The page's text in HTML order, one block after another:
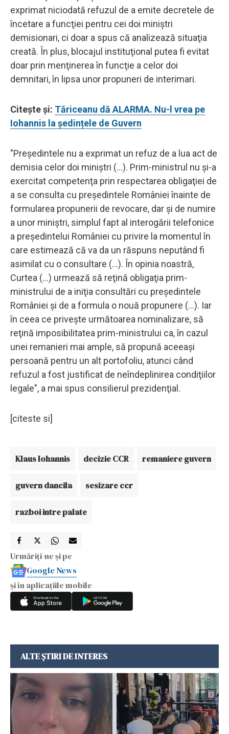
exprimat niciodată refuzul de a emite decretele de
încetare a funcţiei pentru cei doi miniştri
demisionari, ci doar a spus că analizează situaţia
creată. În plus, blocajul instituţional putea fi evitat
doar prin menţinerea în funcţie a celor doi
demnitari, în lipsa unor propuneri de interimari.
Citește și: Tăriceanu dă ALARMA. Nu-l vrea pe
Iohannis la ședințele de Guvern
"Preşedintele nu a exprimat un refuz de a lua act de
demisia celor doi miniştri (...). Prim-ministrul nu şi-a
exercitat competenţa prin respectarea obligaţiei de
a se consulta cu preşedintele României înainte de
formularea propunerii de revocare, dar şi de numire
a unor miniştri, simplul fapt al interogării telefonice
a preşedintelui României cu privire la momentul în
care estimează că va da un răspuns neputând fi
asimilat cu o consultare (...). În opinia noastră,
Curtea (...) urmează să reţină obligaţia prim-
ministrului de a iniţia consultări cu preşedintele
României şi de a formula o nouă propunere (...). Iar
în ceea ce priveşte următoarea nominalizare, să
reţină imposibilitatea prim-ministrului ca, în cazul
unei remanieri mai ample, să propună aceeaşi
persoană pentru un alt portofoliu, atunci când
refuzul a fost justificat de neîndeplinirea condiţiilor
legale", a mai spus consilierul prezidenţial.
[citeste si]
Klaus Iohannis decizie CCR remaniere guvern
guvern dancila sesizare ccr
razboi intre palate
Urmăriți-ne și pe
Google News
și în aplicațiile mobile
ALTE ȘTIRI DE INTERES